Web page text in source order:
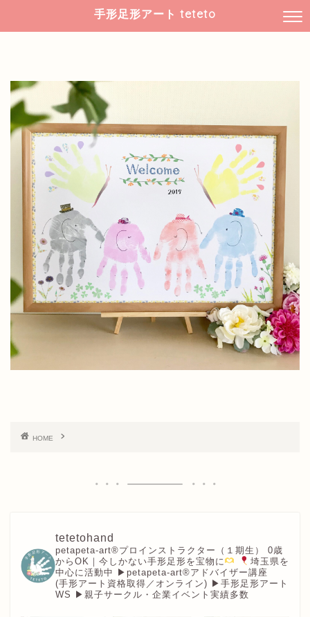
手形足形アート teteto
HOME
tetetohand
petapeta-art®︎プロインストラクター（１期生）
0歳
からOK｜今しかない手形足形を宝物に
埼玉県を
中心に活動中 ▶︎petapeta-art®アドバイザー講座
(手形アート資格取得／オンライン) ▶︎手形足形アート
WS ▶︎親子サークル・企業イベント実績多数